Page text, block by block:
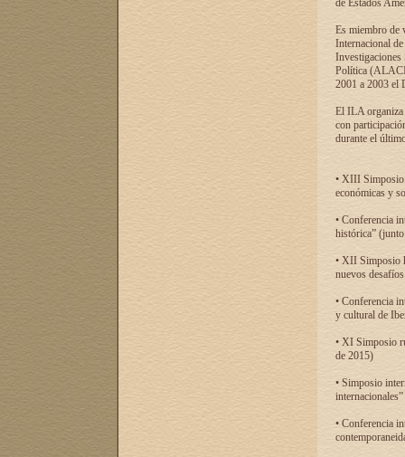
de Estados
Es miembro de
Internacional
Investigaciones
Política
2001 a 2003 el
El ILA organiza
con
durante el
• XIII Simposio
económicas y
• Conferencia
histórica”
• XII Simposio
nuevos
• Conferencia
y cultural de
• XI Simposio
de 2015)
• Simposio
• Conferencia